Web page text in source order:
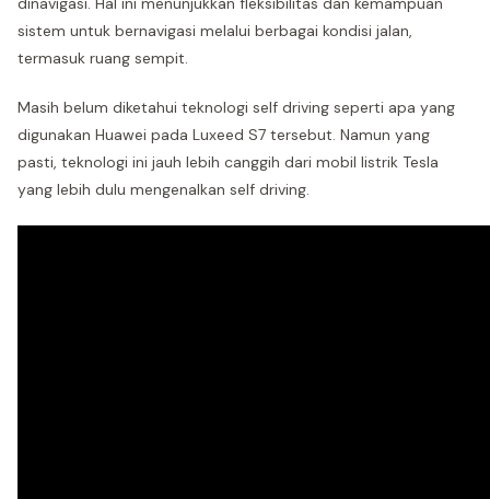
sistem untuk bernavigasi melalui berbagai kondisi jalan,
termasuk ruang sempit.
Masih belum diketahui teknologi self driving seperti apa yang
digunakan Huawei pada Luxeed S7 tersebut. Namun yang
pasti, teknologi ini jauh lebih canggih dari mobil listrik Tesla
yang lebih dulu mengenalkan self driving.